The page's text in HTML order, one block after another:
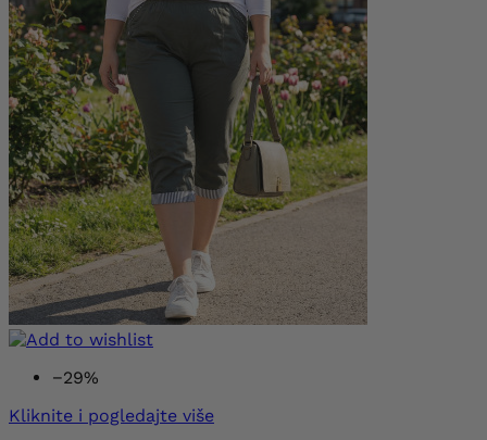
−29%
Kliknite i pogledajte više